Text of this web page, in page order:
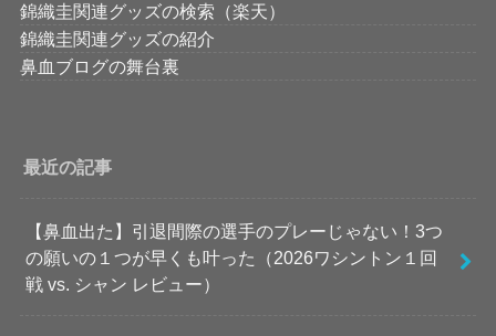
錦織圭関連グッズの検索（楽天）
錦織圭関連グッズの紹介
鼻血ブログの舞台裏
最近の記事
【鼻血出た】引退間際の選手のプレーじゃない！3つ
の願いの１つが早くも叶った（2026ワシントン１回
戦 vs. シャン レビュー）